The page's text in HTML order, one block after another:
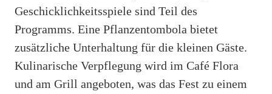
Geschicklichkeitsspiele sind Teil des
Programms. Eine Pflanzentombola bietet
zusätzliche Unterhaltung für die kleinen Gäste.
Kulinarische Verpflegung wird im Café Flora
und am Grill angeboten, was das Fest zu einem